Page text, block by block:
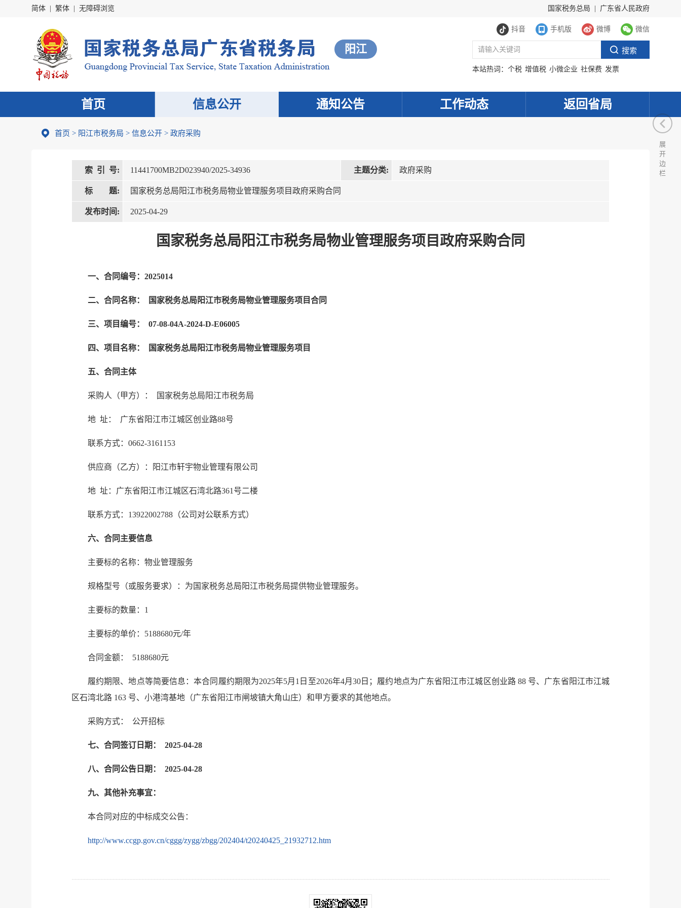
简体 繁体 无障碍浏览 国家税务总局 广东省人民政府
抖音 手机版 微博 微信
阳江
本站热词： 个税 增值税 小微企业 社保费 发票
首页 信息公开 通知公告 工作动态 返回省局
首页 > 阳江市税务局 > 信息公开 > 政府采购
索 引 号: 11441700MB2D023940/2025-34936 主题分类: 政府采购
标 题: 国家税务总局阳江市税务局物业管理服务项目政府采购合同
发布时间: 2025-04-29
国家税务总局阳江市税务局物业管理服务项目政府采购合同
一、合同编号： 2025014
二、合同名称： 国家税务总局阳江市税务局物业管理服务项目合同
三、项目编号： 07-08-04A-2024-D-E06005
四、项目名称： 国家税务总局阳江市税务局物业管理服务项目
五、合同主体
采购人（甲方）： 国家税务总局阳江市税务局
地 址： 广东省阳江市江城区创业路88号
联系方式：0662-3161153
供应商（乙方）：阳江市轩宇物业管理有限公司
地 址：广东省阳江市江城区石湾北路361号二楼
联系方式：13922002788（公司对公联系方式）
六、合同主要信息
主要标的名称：物业管理服务
规格型号（或服务要求）：为国家税务总局阳江市税务局提供物业管理服务。
主要标的数量：1
主要标的单价：5188680元/年
合同金额： 5188680元
履约期限、地点等简要信息：本合同履约期限为2025年5月1日至2026年4月30日；履约地点为广东省阳江市江城区创业路 88 号、广东省阳江市江城
区石湾北路 163 号、小港湾基地（广东省阳江市闸坡镇大角山庄）和甲方要求的其他地点。
采购方式： 公开招标
七、合同签订日期： 2025-04-28
八、合同公告日期： 2025-04-28
九、其他补充事宜：
本合同对应的中标成交公告：
http://www.ccgp.gov.cn/cggg/zygg/zbgg/202404/t20240425_21932712.htm
展
开
边
栏